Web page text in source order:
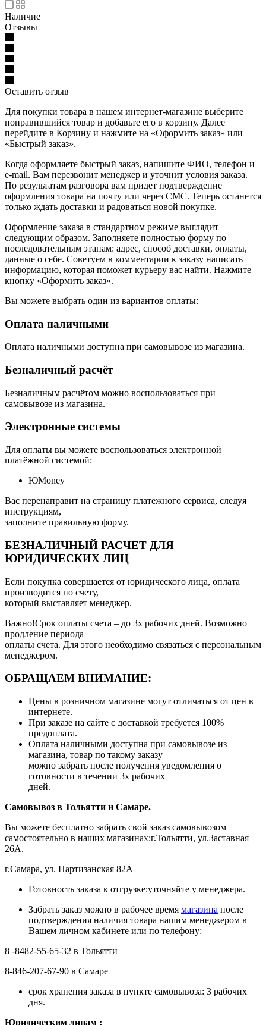
Наличие
Отзывы
Оставить отзыв
Для покупки товара в нашем интернет-магазине выберите
понравившийся товар и добавьте его в корзину. Далее
перейдите в Корзину и нажмите на «Оформить заказ» или
«Быстрый заказ».
Когда оформляете быстрый заказ, напишите ФИО, телефон и
e-mail. Вам перезвонит менеджер и уточнит условия заказа.
По результатам разговора вам придет подтверждение
оформления товара на почту или через СМС. Теперь останется
только ждать доставки и радоваться новой покупке.
Оформление заказа в стандартном режиме выглядит
следующим образом. Заполняете полностью форму по
последовательным этапам: адрес, способ доставки, оплаты,
данные о себе. Советуем в комментарии к заказу написать
информацию, которая поможет курьеру вас найти. Нажмите
кнопку «Оформить заказ».
Вы можете выбрать один из вариантов оплаты:
Оплата наличными
Оплата наличными доступна при самовывозе из магазина.
Безналичный расчёт
Безналичным расчётом можно воспользоваться при
самовывозе из магазина.
Электронные системы
Для оплаты вы можете воспользоваться электронной
платёжной системой:
ЮMoney
Вас перенаправит на страницу платежного сервиса, следуя
инструкциям,
заполните правильную форму.
БЕЗНАЛИЧНЫЙ РАСЧЕТ ДЛЯ
ЮРИДИЧЕСКИХ ЛИЦ
Если покупка совершается от юридического лица, оплата
производится по счету,
который выставляет менеджер.
Важно!Срок оплаты счета – до 3х рабочих дней. Возможно
продление периода
оплаты счета. Для этого необходимо связаться с персональным
менеджером.
ОБРАЩАЕМ ВНИМАНИЕ:
Цены в розничном магазине могут отличаться от цен в
интернете.
При заказе на сайте с доставкой требуется 100%
предоплата.
Оплата наличными доступна при самовывозе из
магазина, товар по такому заказу
можно забрать после получения уведомления о
готовности в течении 3х рабочих
дней.
Самовывоз в Тольятти и Самаре.
Вы можете бесплатно забрать свой заказ самовывозом
самостоятельно в наших магазинах:г.Тольятти, ул.Заставная
26А.
г.Самара, ул. Партизанская 82А
Готовность заказа к отгрузке:уточняйте у менеджера.
Забрать заказ можно в рабочее время магазина после
подтверждения наличия товара нашим менеджером в
Вашем личном кабинете или по телефону:
8 -8482-55-65-32 в Тольятти
8-846-207-67-90 в Самаре
срок хранения заказа в пункте самовывоза: 3 рабочих
дня.
Юридическим лицам :